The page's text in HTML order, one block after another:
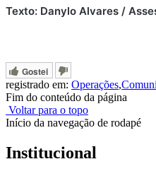
Texto: Danylo Alvares /
Gostei
registrado em: Operações,
Fim do conteúdo da página
Voltar para o topo
Início da navegação de rodapé
Institucional